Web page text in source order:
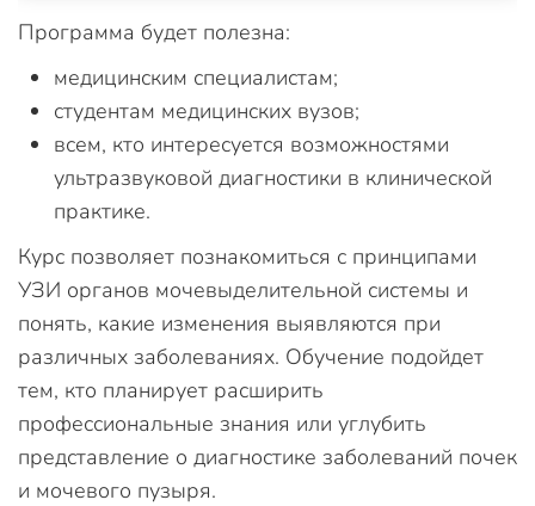
Программа будет полезна:
медицинским специалистам;
студентам медицинских вузов;
всем, кто интересуется возможностями
ультразвуковой диагностики в клинической
практике.
Курс позволяет познакомиться с принципами
УЗИ органов мочевыделительной системы и
понять, какие изменения выявляются при
различных заболеваниях. Обучение подойдет
тем, кто планирует расширить
профессиональные знания или углубить
представление о диагностике заболеваний почек
и мочевого пузыря.